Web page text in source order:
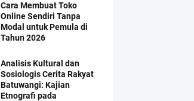
Cara Membuat Toko
Online Sendiri Tanpa
Modal untuk Pemula di
Tahun 2026
Analisis Kultural dan
Sosiologis Cerita Rakyat
Batuwangi: Kajian
Etnografi pada